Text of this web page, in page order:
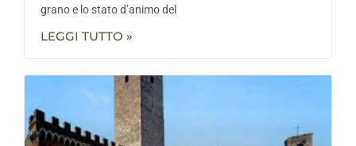
grano e lo stato d’animo del
LEGGI TUTTO »